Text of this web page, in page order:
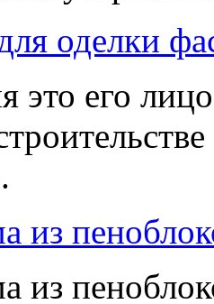
оделки
это его
из
из